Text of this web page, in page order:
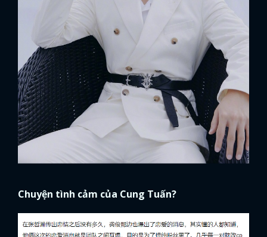
FACEBOOK
Chuyện tình cảm của Cung Tuấn?